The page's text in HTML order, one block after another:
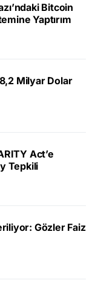
Bitcoin
Yaptırım
Milyar Dolar
Act’e
Tepkili
Gözler Faiz